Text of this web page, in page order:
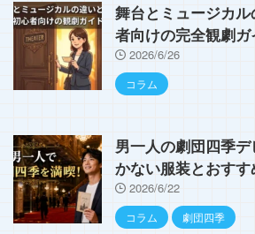
舞台とミュージカ
者向けの完全観劇ガ
2026/6/26
コラム
男一人の劇団四季
かない服装とおす
2026/6/22
コラム 劇団四季